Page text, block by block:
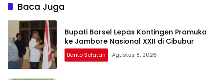
Baca Juga
Bupati Barsel Lepas Kontingen Pramuka
ke Jambore Nasional XXII di Cibubur
Barito Selatan Agustus 8, 2026